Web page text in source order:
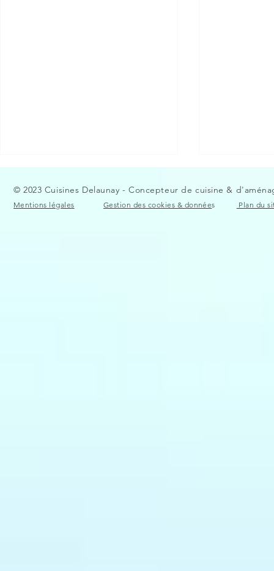
© 2023 Cuisines Delaunay - Concepteur de cuisine &
Mentions légales Gestion des cookies & données Plan du